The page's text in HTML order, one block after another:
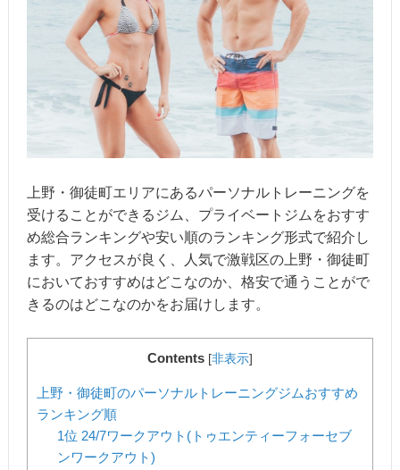
上野・御徒町エリアにあるパーソナルトレーニングを
受けることができるジム、プライベートジムをおすす
め総合ランキングや安い順のランキング形式で紹介し
ます。アクセスが良く、人気で激戦区の上野・御徒町
においておすすめはどこなのか、格安で通うことがで
きるのはどこなのかをお届けします。
Contents [非表示]
上野・御徒町のパーソナルトレーニングジムおすすめ
ランキング順
1位 24/7ワークアウト(トゥエンティーフォーセブ
ンワークアウト)